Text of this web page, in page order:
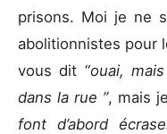
prisons. Moi je ne
abolitionnistes pour
vous dit “ouai,
dans la rue ”, mais
font d’abord